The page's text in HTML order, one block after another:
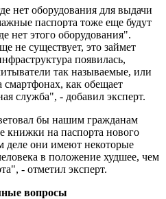
нет оборудования для выдачи
паспорта тоже еще будут
нет этого оборудования".
не существует, это займет
появилась,
так называемые, или
как обещает
служба", - добавил эксперт.
бы нашим гражданам
книжки на паспорта нового
деле они имеют некоторые
в положение худшее, чем
- отметил эксперт.
вопросы